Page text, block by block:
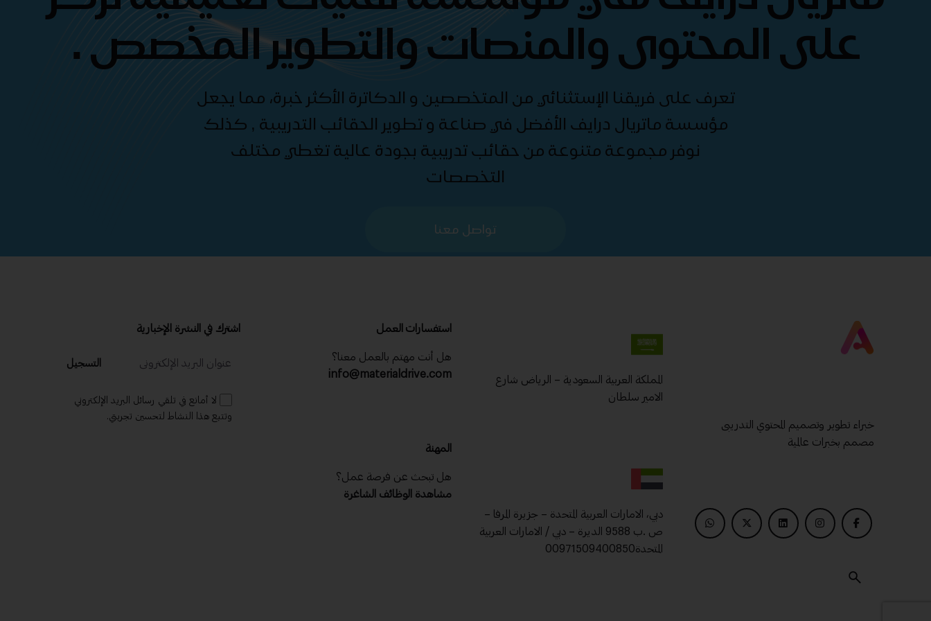
على المحتوى والمنصات والتطوير المخصص .
تعرف على فريقنا الإستثنائي من المتخصصين و الدكاترة الأكثر خبرة، مما يجعل
مؤسسة ماتريال درايف الأفضل في صناعة و تطوير الحقائب التدريبية , كذلك
نوفر مجموعة متنوعة من حقائب تدريبية بجودة عالية تغطي مختلف
التخصصات
تواصل معنا
خبراء تطوير وتصميم المحتوي التدريبى
مصمم بخبرات عالمية
المملكة العربية السعودية – الرياض شارع
الامير سلطان
دبي، الامارات العربية المتحدة – جزيرة المرفا –
ص .ب 9588 الديرة – دبي / الامارات العربية
المتحدة00971509400850
استفسارات العمل
هل أنت مهتم بالعمل معنا؟
info@materialdrive.com
المهنة
هل تبحث عن فرصة عمل؟
مشاهدة الوظائف الشاغرة
اشترك في النشرة الإخبارية
التسجيل
لا أمانع في تلقي رسائل البريد الإلكتروني
وتتبع هذا النشاط لتحسين تجربتي.